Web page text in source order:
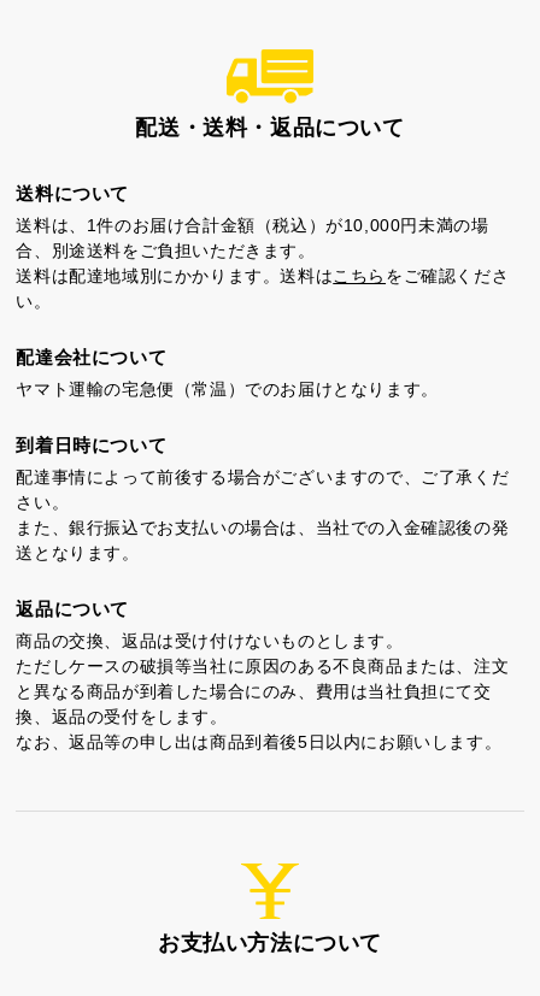
茶）
カステラ巻・三笠山
カステラ巻・三笠山
静岡銘菓
配送・送料・返品について
送料について
送料は、1件のお届け合計金額（税込）が10,000円未満の場
合、別途送料をご負担いただきます。
送料は配達地域別にかかります。送料はこちら をご確認くださ
い。
配達会社について
ヤマト運輸の宅急便（常温）でのお届けとなります。
到着日時について
配達事情によって前後する場合がございますので、ご了承くだ
さい。
また、銀行振込でお支払いの場合は、当社での入金確認後の発
送となります。
返品について
商品の交換、返品は受け付けないものとします。
ただしケースの破損等当社に原因のある不良商品または、注文
と異なる商品が到着した場合にのみ、費用は当社負担にて交
換、返品の受付をします。
なお、返品等の申し出は商品到着後5日以内にお願いします。
お支払い方法について